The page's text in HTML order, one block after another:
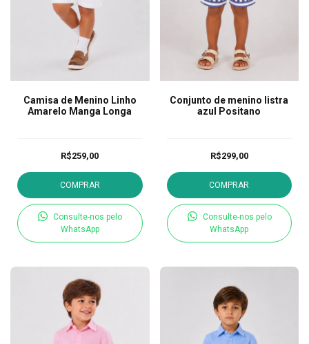
Camisa de Menino Linho
Amarelo Manga Longa
R$259,00
COMPRAR
Consulte-nos pelo
WhatsApp
Conjunto de menino listra
azul Positano
R$299,00
COMPRAR
Consulte-nos pelo
WhatsApp